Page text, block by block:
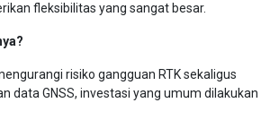
fleksibilitas yang sangat besar.
risiko gangguan RTK sekaligus
data GNSS, investasi yang umum dilakukan